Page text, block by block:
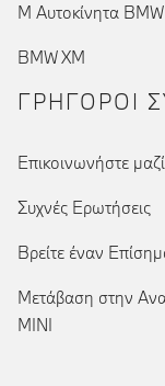
Μ Αυτοκίνητα BMW
BMW XM
ΓΡΉΓΟΡΟΙ
Επικοινωνήστε
Συχνές Ερωτήσεις
Βρείτε έναν
Μετάβαση στην
MINI